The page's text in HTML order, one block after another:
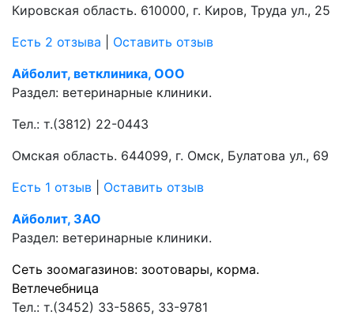
Кировская область. 610000, г. Киров, Труда ул., 25
Есть 2 отзыва
Оставить отзыв
Айболит, ветклиника, ООО
Раздел: ветеринарные клиники.
Тел.: т.(3812) 22-0443
Омская область. 644099, г. Омск, Булатова ул., 69
Есть 1 отзыв
Оставить отзыв
Айболит, ЗАО
Раздел: ветеринарные клиники.
Сеть зоомагазинов: зоотовары, корма.
Ветлечебница
Тел.: т.(3452) 33-5865, 33-9781